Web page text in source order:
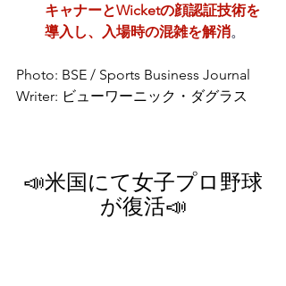
キャナーとWicketの顔認証技術を
導入し、入場時の混雑を解消。
Photo: BSE / Sports Business Journal
Writer: ビューワーニック・ダグラス
📣米国にて女子プロ野球
が復活📣